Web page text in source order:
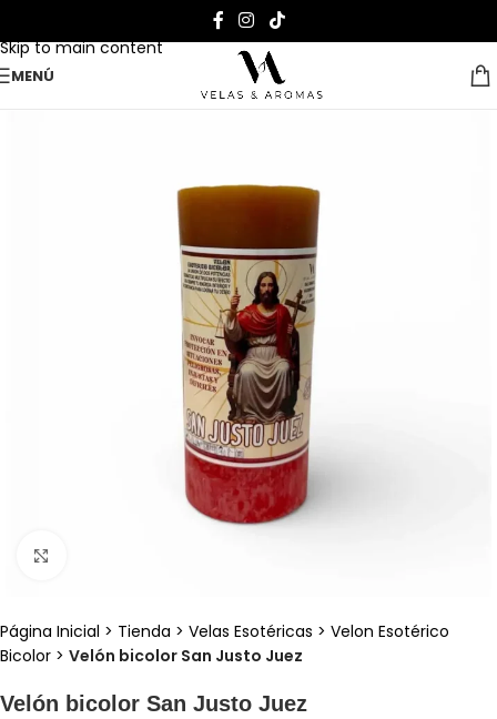
Skip to main content
MENÚ
Página Inicial > Tienda > Velas Esotéricas > Velon Esotérico
Bicolor > Velón bicolor San Justo Juez
Velón bicolor San Justo Juez